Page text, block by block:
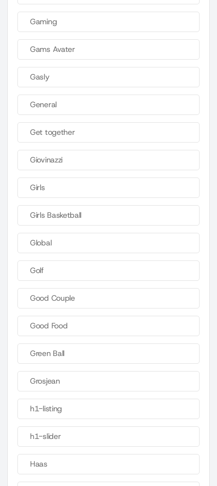
Gaming
Gams Avater
Gasly
General
Get together
Giovinazzi
Girls
Girls Basketball
Global
Golf
Good Couple
Good Food
Green Ball
Grosjean
h1-listing
h1-slider
Haas